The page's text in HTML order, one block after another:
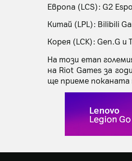
Европа (LCS): G2
Китай (LPL): Bilibili
Корея (LCK): Gen.G и
На този етап
на Riot Games за
ще приеме поканата